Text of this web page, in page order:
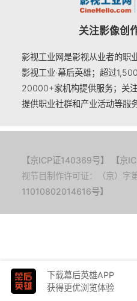
关注影像创
影视工业网是影视从业者的职
影视工业·幕后英雄；超过
20000+家机构提供服务；关
提供职业社群和产业活动等服务
【京ICP证140369号】 【京
视节目制作许可证：（京）字
11010802014616号】
下载幕后英雄APP
获得更优浏览体验